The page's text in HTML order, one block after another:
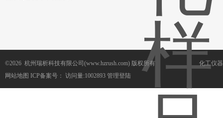
©2026 杭州瑞析科技有限公司(www.hzrush.com) 版权所有
网站地图 ICP备案号： 访问量:1002893 管理登陆
化工仪